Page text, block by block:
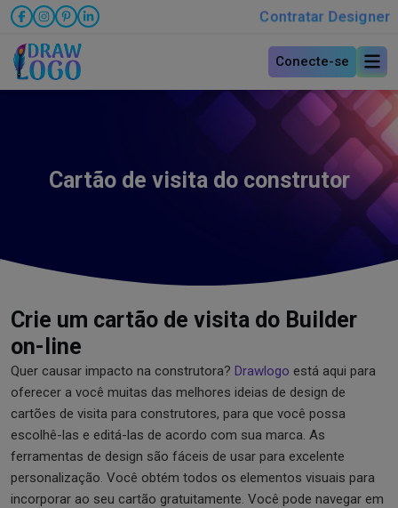
Contratar Designer
Conecte-se
Cartão de visita do construtor
Crie um cartão de visita do Builder
on-line
Quer causar impacto na construtora? Drawlogo está aqui para
oferecer a você muitas das melhores ideias de design de
cartões de visita para construtores, para que você possa
escolhê-las e editá-las de acordo com sua marca. As
ferramentas de design são fáceis de usar para excelente
personalização. Você obtém todos os elementos visuais para
incorporar ao seu cartão gratuitamente. Você pode navegar em